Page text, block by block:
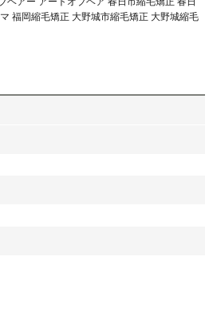
福岡縮毛矯正 大野城市縮毛矯正 大野城縮毛